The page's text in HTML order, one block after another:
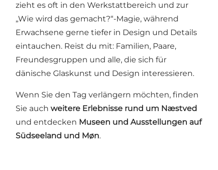
zieht es oft in den Werkstattbereich und zur
„Wie wird das gemacht?“-Magie, während
Erwachsene gerne tiefer in Design und Details
eintauchen. Reist du mit: Familien, Paare,
Freundesgruppen und alle, die sich für
dänische Glaskunst und Design interessieren.
Wenn Sie den Tag verlängern möchten, finden
Sie auch weitere Erlebnisse rund um Næstved
und entdecken Museen und Ausstellungen auf
Südseeland und Møn.